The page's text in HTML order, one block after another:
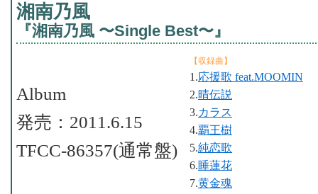
湘南乃風
『湘南乃風 〜Single Best〜』
【収録曲】
1.応援歌 feat.MOOMIN
2.晴伝説
3.カラス
4.覇王樹
5.純恋歌
6.睡蓮花
7.黄金魂
Album
発売：2011.6.15
TFCC-86357(通常盤)